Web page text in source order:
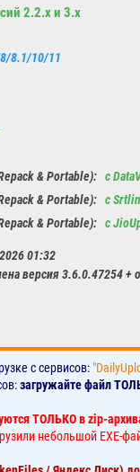
2.2.x и 3.x
8.1/10/11
& Portable): с
& Portable): с
& Portable): с
01:32
версия 3.6.0.47254 +
с сервисов:
загружайте файл
ТОЛЬКО в zip-
небольшой EXE-